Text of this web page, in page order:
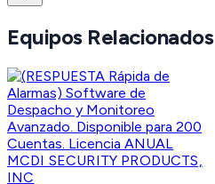
Equipos Relacionados
MCDI SECURITY PRODUCTS,
INC